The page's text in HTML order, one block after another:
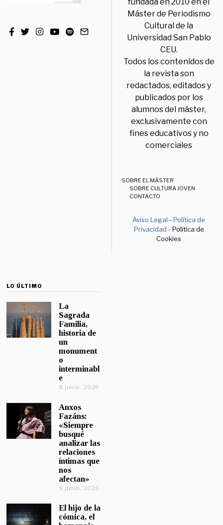
fundada en 2010 en el
Máster de Periodismo
Cultural de la
Universidad San Pablo
CEU.
Todos los contenidos de
la revista son
redactados, editados y
publicados por los
alumnos del máster,
exclusivamente con
fines educativos y no
comerciales
SOBRE EL MÁSTER
SOBRE CULTURA JOVEN
CONTACTO
Aviso Legal -Política de
Privacidad - Política de
Cookies
LO ÚLTIMO
La
Sagrada
Familia,
historia de
un
monument
o
interminabl
e
8 junio, 2026
Anxos
Fazáns:
«Siempre
busqué
analizar las
relaciones
íntimas que
nos
afectan»
5 junio, 2026
El hijo de la
cómica, el